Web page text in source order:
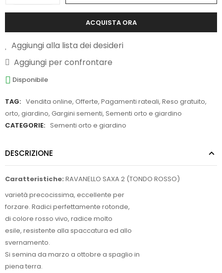
ACQUISTA ORA
Aggiungi alla lista dei desideri
Aggiungi per confrontare
Disponibile
TAG: Vendita online, Offerte, Pagamenti rateali, Reso gratuito,
orto, giardino, Gargini sementi, Sementi orto e giardino
CATEGORIE: Sementi orto e giardino
DESCRIZIONE
Caratteristiche: RAVANELLO SAXA 2 (TONDO ROSSO)
varietà precocissima, eccellente per
forzare. Radici perfettamente rotonde,
di colore rosso vivo, radice molto
esile, resistente alla spaccatura ed allo
svernamento.
Si semina da marzo a ottobre a spaglio in
piena terra.